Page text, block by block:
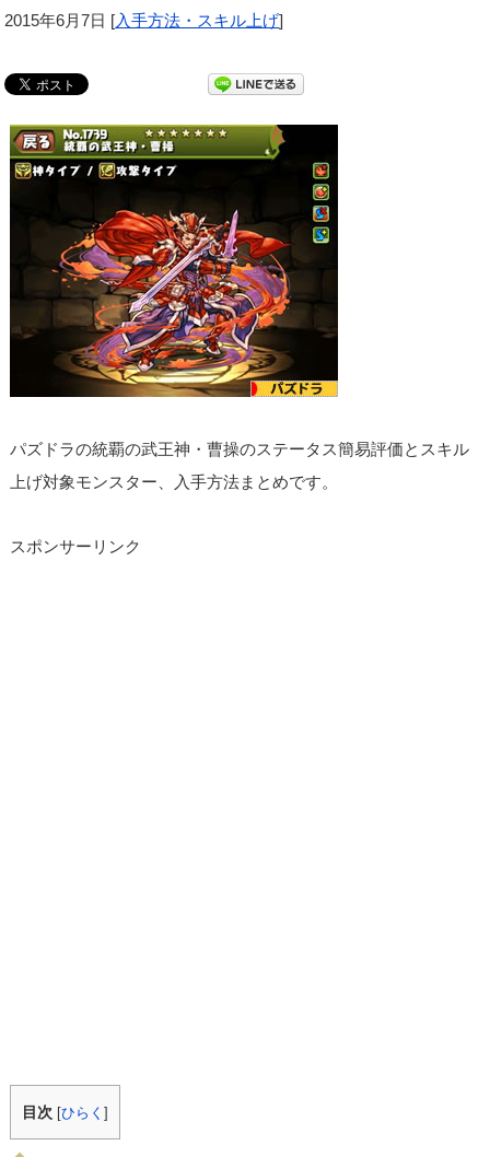
2015年6月7日 [入手方法・スキル上げ]
パズドラの統覇の武王神・曹操のステータス簡易評価とスキル
上げ対象モンスター、入手方法まとめです。
スポンサーリンク
目次 [ひらく]